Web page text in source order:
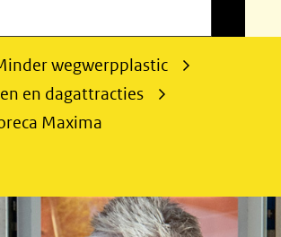
wegwerpplastic
en dagattracties
Maxima